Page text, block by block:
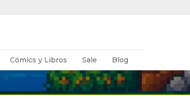
Cómics y Libros Sale Blog